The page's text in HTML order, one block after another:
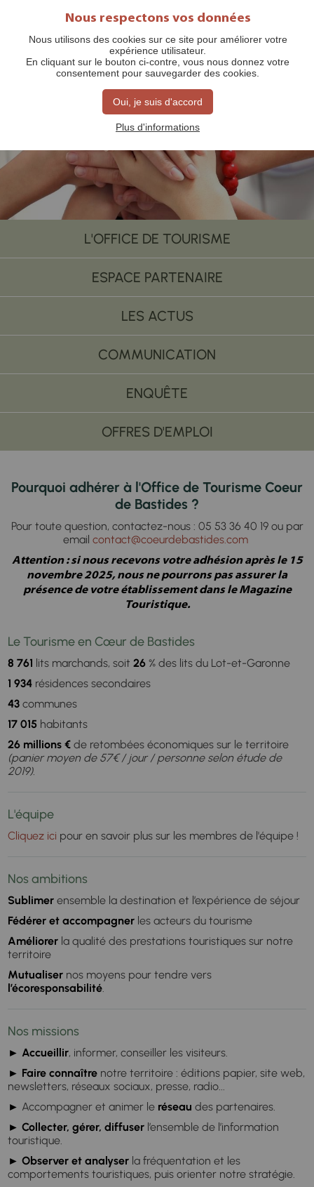
Adhésion 2026
L'OFFICE DE TOURISME
ESPACE PARTENAIRE
LES ACTUS
COMMUNICATION
ENQUÊTE
OFFRES D'EMPLOI
Pourquoi adhérer à l'Office de Tourisme Coeur
de Bastides ?
Pour toute question, contactez-nous : 05 53 36 40 19 ou par
email contact@coeurdebastides.com
Attention : si nous recevons votre adhésion après le 15
novembre 2025, nous ne pourrons pas assurer la
présence de votre établissement dans le Magazine
Touristique.
Le Tourisme en Cœur de Bastides
8 761 lits marchands, soit26 % des lits du Lot-et-Garonne
1 934 résidences secondaires
43 communes
17 015 habitants
26 millions € de retombées économiques sur le territoire
(panier moyen de 57€ / jour / personne selon étude de
2019).
L'équipe
Cliquez ici pour en savoir plus sur les membres de l'équipe !
Nos ambitions
Sublimer ensemble la destination et l’expérience de séjour
Fédérer et accompagner les acteurs du tourisme
Améliorer la qualité des prestations touristiques sur notre
territoire
Mutualiser nos moyens pour tendre vers
l’écoresponsabilité.
Nos missions
► Accueillir, informer, conseiller les visiteurs.
► Faire connaître notre territoire : éditions papier, site web,
newsletters, réseaux sociaux, presse, radio...
► Accompagner et animer le réseau des partenaires.
► Collecter, gérer, diffuser l’ensemble de l’information
touristique.
► Observer et analyser la fréquentation et les
comportements touristiques, puis orienter notre stratégie.
Nous respectons vos données
Nous utilisons des cookies sur ce site pour améliorer votre
expérience utilisateur.
En cliquant sur le bouton ci-contre, vous nous donnez votre
consentement pour sauvegarder des cookies.
Oui, je suis d'accord
Plus d'informations